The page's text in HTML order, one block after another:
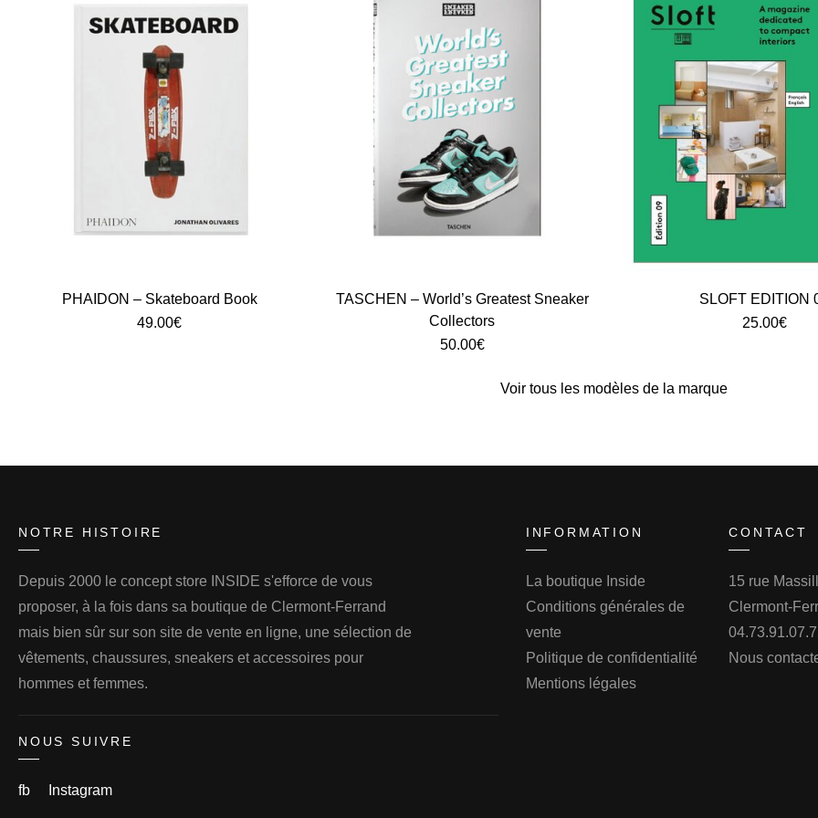
PHAIDON – Skateboard Book
49.00€
TASCHEN – World’s Greatest Sneaker
Collectors
50.00€
SLOFT EDITION
25.00€
Voir tous les modèles de la marque
NOTRE HISTOIRE
Depuis 2000 le concept store INSIDE s'efforce de vous
proposer, à la fois dans sa boutique de Clermont-Ferrand
mais bien sûr sur son site de vente en ligne, une sélection de
vêtements, chaussures, sneakers et accessoires pour
hommes et femmes.
NOUS SUIVRE
fb Instagram
INFORMATION
La boutique Inside
Conditions générales de
vente
Politique de confidentialité
Mentions légales
CONTACT
15 rue
Clermont-
Nous